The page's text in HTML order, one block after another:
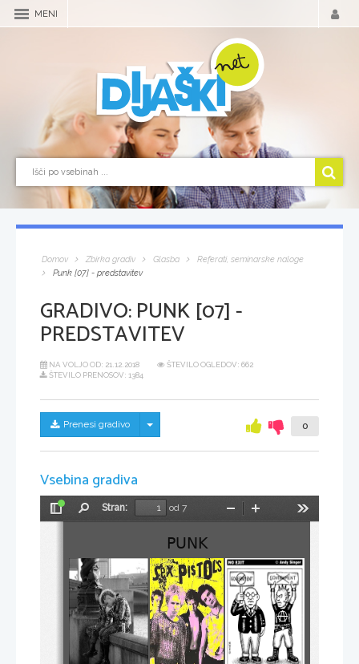
MENI
Domov Zbirka gradiv Glasba
Referati, seminarske naloge
Punk [07] - predstavitev
GRADIVO:PUNK [07] -
PREDSTAVITEV
NA VOLJO OD: 21.12.2018
ŠTEVILO OGLEDOV: 662
ŠTEVILO PRENOSOV: 1384
Prenesi gradivo Skrij/prikaži meni 0
Vsebina gradiva
Preklopi
Stran:
od 7
Pomanjšaj
PUNK